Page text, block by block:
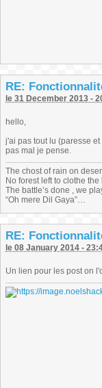
RE:
le 31 December 2013 -
hello,
j'ai pas tout lu (paresse
pas mal je pense.
The chost of rain on
No forest left to clothe the
The battle’s done , we
“Oh mere Dil Gaya”…
RE:
le 08 January 2014 -
Un lien pour les post on